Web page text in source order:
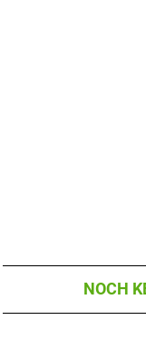
NOCH